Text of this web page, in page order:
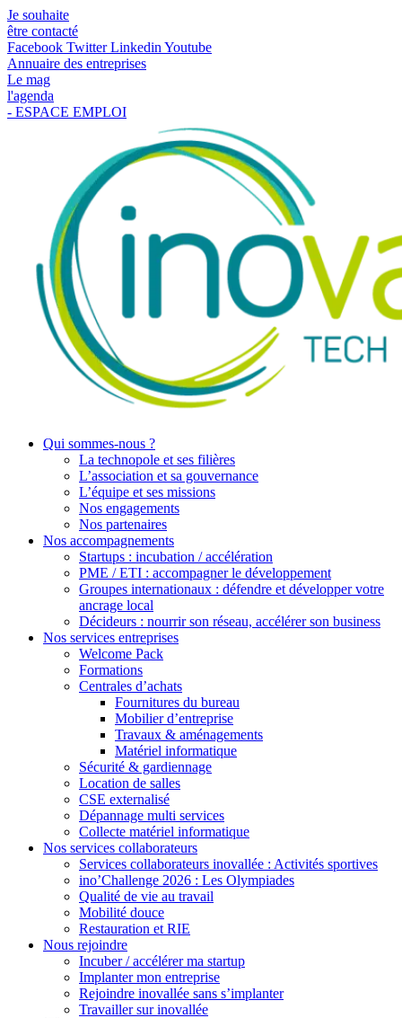
Je souhaite
être contacté
Facebook Twitter Linkedin Youtube
Annuaire des entreprises
Le mag
l'agenda
- ESPACE EMPLOI
Qui sommes-nous ?
La technopole et ses filières
L’association et sa gouvernance
L’équipe et ses missions
Nos engagements
Nos partenaires
Nos accompagnements
Startups : incubation / accélération
PME / ETI : accompagner le développement
Groupes internationaux : défendre et développer votre
ancrage local
Décideurs : nourrir son réseau, accélérer son business
Nos services entreprises
Welcome Pack
Formations
Centrales d’achats
Fournitures du bureau
Mobilier d’entreprise
Travaux & aménagements
Matériel informatique
Sécurité & gardiennage
Location de salles
CSE externalisé
Dépannage multi services
Collecte matériel informatique
Nos services collaborateurs
Services collaborateurs inovallée : Activités sportives
ino’Challenge 2026 : Les Olympiades
Qualité de vie au travail
Mobilité douce
Restauration et RIE
Nous rejoindre
Incuber / accélérer ma startup
Implanter mon entreprise
Rejoindre inovallée sans s’implanter
Travailler sur inovallée